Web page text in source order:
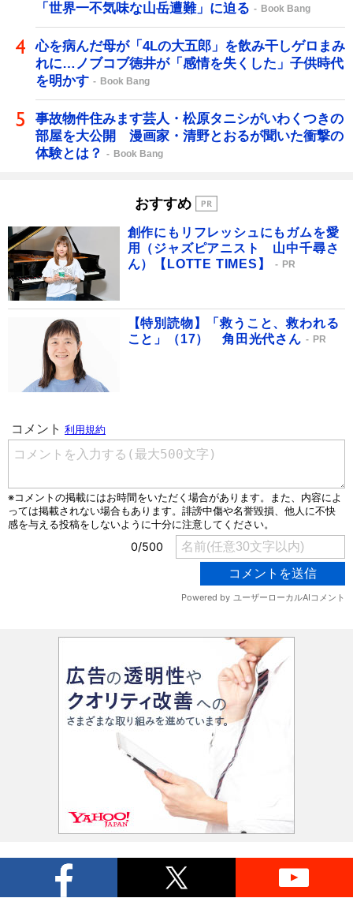
「世界一不気味な山岳遭難」に迫る
Book Bang
心を病んだ母が「4Lの大五郎」を飲み干しゲロまみ
れに…ノブコブ徳井が「感情を失くした」子供時代
を明かす
Book Bang
事故物件住みます芸人・松原タニシがいわくつきの
部屋を大公開 漫画家・清野とおるが聞いた衝撃の
体験とは？
Book Bang
おすすめ
創作にもリフレッシュにもガムを愛
用（ジャズピアニスト 山中千尋さ
ん）【LOTTE TIMES】
PR
【特別読物】「救うこと、救われる
こと」（17） 角田光代さん
PR